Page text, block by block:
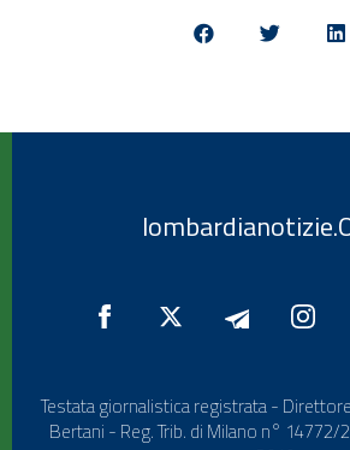
Testata giornalistica registrata -
Bertani - Reg. Trib. di Milano n°